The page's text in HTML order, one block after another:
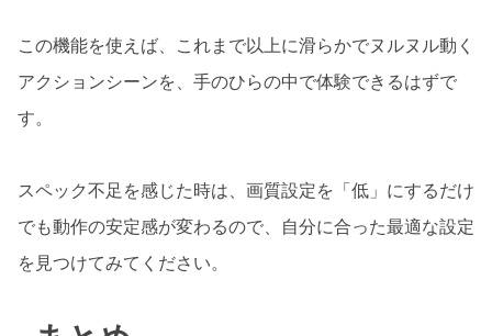
この機能を使えば、これまで以上に滑らかでヌルヌル動く
アクションシーンを、手のひらの中で体験できるはずで
す。
スペック不足を感じた時は、画質設定を「低」にするだけ
でも動作の安定感が変わるので、自分に合った最適な設定
を見つけてみてください。